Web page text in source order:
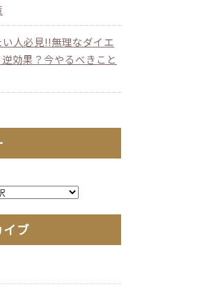
人必見!!無理なダイエ
効果？今やるべきこと
ブ